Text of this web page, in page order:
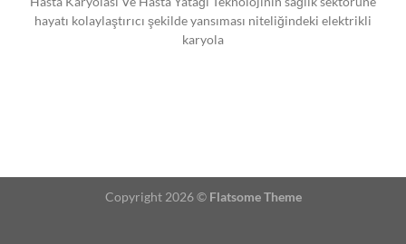
hayatı kolaylaştırıcı şekilde yansıması niteliğindeki elektrikli
karyola
Copyright 2026 © Flatsome Theme